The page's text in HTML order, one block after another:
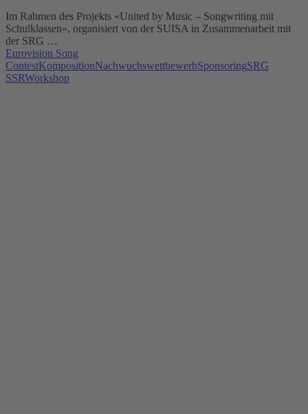
Im Rahmen des Projekts «United by Music – Songwriting mit
Schulklassen», organisiert von der SUISA in Zusammenarbeit mit
der SRG …
Eurovision Song
ContestKompositionNachwuchswettbewerbSponsoringSRG
SSRWorkshop